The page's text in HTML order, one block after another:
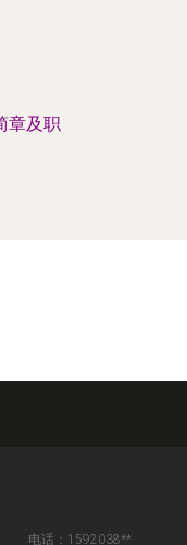
章及职
电话：1592038**